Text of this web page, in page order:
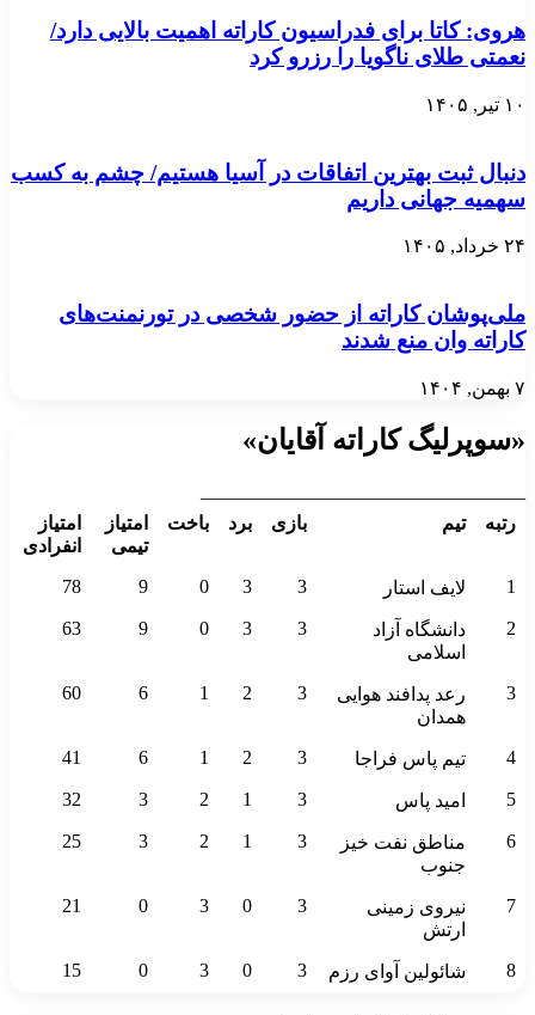
هروی: کاتا برای فدراسیون کاراته اهمیت بالایی دارد/
نعمتی طلای ناگویا را رزرو کرد
۱۰ تیر, ۱۴۰۵
دنبال ثبت بهترین اتفاقات در آسیا هستیم/ چشم به کسب
سهمیه جهانی داریم
۲۴ خرداد, ۱۴۰۵
ملی‌پوشان کاراته از حضور شخصی در تورنمنت‌های
کاراته وان منع شدند
۷ بهمن, ۱۴۰۴
«سوپرلیگ کاراته آقایان»
رتبه
تیم بازی برد باخت
امتیاز
تیمی
امتیاز
انفرادی
1
لایف استار 3
3
0
9
78
2
دانشگاه آزاد
اسلامی
3
3
0
9
63
3
رعد پدافند هوایی
همدان
3
2
1
6
60
4 تیم پاس فراجا 3
2
1
6
41
5 امید پاس 3
1
2
3
32
6
مناطق نفت خیز
جنوب
3
1
2
3
25
7
نیروی زمینی
ارتش
3
0
3
0
21
8 شائولین آوای رزم 3
0
3
0
15